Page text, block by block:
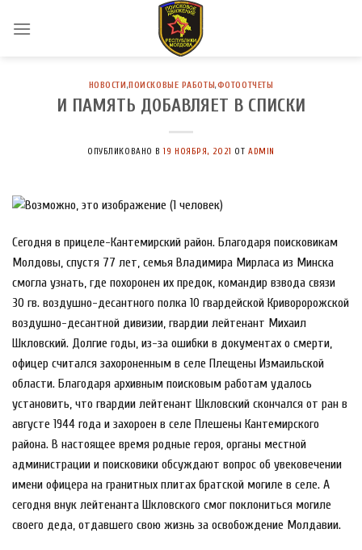
НОВОСТИ,ПОИСКОВЫЕ РАБОТЫ,ФОТООТЧЕТЫ
И ПАМЯТЬ ДОБАВЛЯЕТ В СПИСКИ
ОПУБЛИКОВАНО В19 НОЯБРЯ, 2021 ОТADMIN
Сегодня в прицеле-Кантемирский район. Благодаря поисковикам
Молдовы, спустя 77 лет, семья Владимира Мирласа из Минска
смогла узнать, где похоронен их предок, командир взвода связи
30 гв. воздушно-десантного полка 10 гвардейской Криворорожской
воздушно-десантной дивизии, гвардии лейтенант Михаил
Шкловский. Долгие годы, из-за ошибки в документах о смерти,
офицер считался захороненным в селе Плещены Измаильской
области. Благодаря архивным поисковым работам удалось
установить, что гвардии лейтенант Шкловский скончался от ран в
августе 1944 года и захороен в селе Плешены Кантемирского
района. В настоящее время родные героя, органы местной
администрации и поисковики обсуждают вопрос об увековечении
имени офицера на гранитных плитах братской могиле в селе. А
сегодня внук лейтенанта Шкловского смог поклониться могиле
своего деда, отдавшего свою жизнь за освобождение Молдавии.